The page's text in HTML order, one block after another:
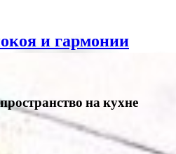
и гармонии
на кухне